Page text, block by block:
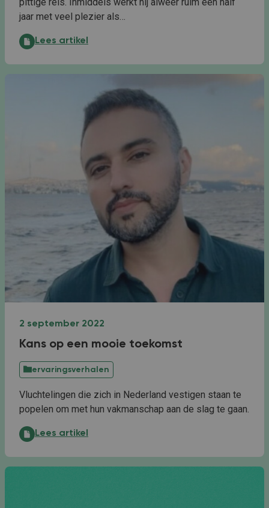
jaar met veel plezier als…
Nieuwe takken aan een gesnoeide boom:
Lees artikel
2 september 2022
Kans op een mooie toekomst
ervaringsverhalen
Vluchtelingen die zich in Nederland vestigen staan te
popelen om met hun vakmanschap aan de slag te gaan.
Kans op een mooie toekomst:
Lees artikel